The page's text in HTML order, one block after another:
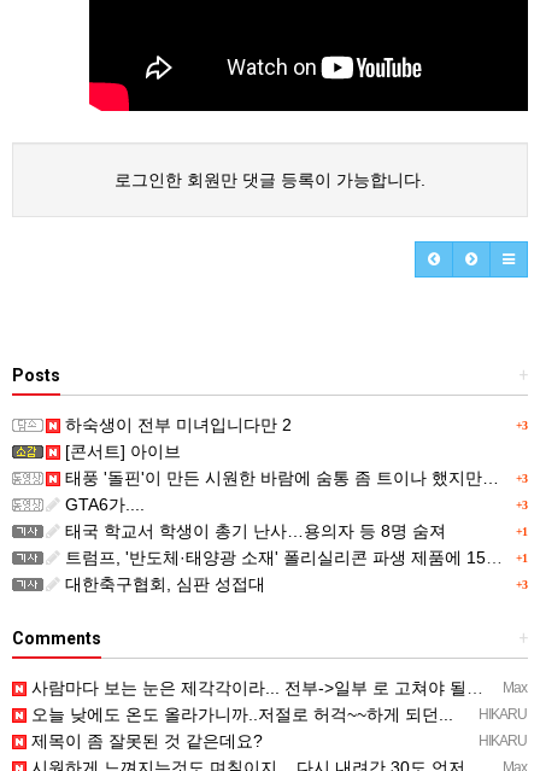
로그인한 회원만 댓글 등록이 가능합니다.
+
Posts
+3
하숙생이 전부 미녀입니다만 2
[콘서트] 아이브
+3
태풍 '돌핀'이 만든 시원한 바람에 숨통 좀 트이나 했지만…
+3
GTA6가....
+1
태국 학교서 학생이 총기 난사…용의자 등 8명 숨져
+1
트럼프, '반도체·태양광 소재' 폴리실리콘 파생 제품에 15% 관세...한국 기업도 영향
+3
대한축구협회, 심판 성접대
+
Comments
Max
사람마다 보는 눈은 제각각이라... 전부->일부 로 고쳐야 될듯 ㅡ..ㅡy~
HIKARU
오늘 낮에도 온도 올라가니까..저절로 허걱~~하게 되던...
HIKARU
제목이 좀 잘못된 것 같은데요?
Max